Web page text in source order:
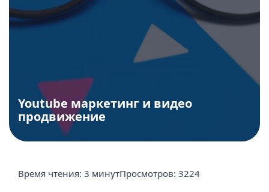
Youtube маркетинг и видео
продвижение
Время чтения: 3 минутПросмотров: 3224